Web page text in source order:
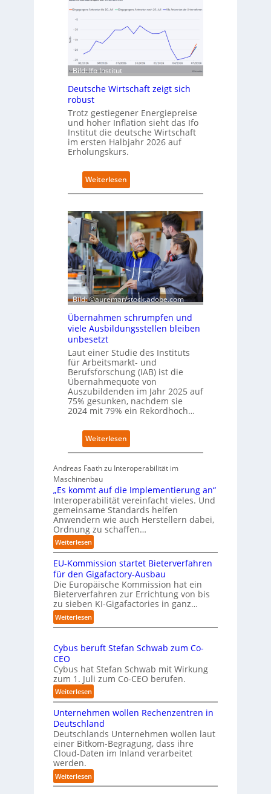
C
a
m
s
t
c
a
i
B
i
t
k
m
-
D
S
I
-
I
n
d
e
x
a
f
P
a
t
z
1
Bild: Ifo Institut
Deutsche Wirtschaft zeigt sich
robust
Trotz gestiegener Energiepreise
und hoher Inflation sieht das Ifo
Institut die deutsche Wirtschaft
im ersten Halbjahr 2026 auf
Erholungskurs.
Weiterlesen:
D
u
t
s
c
h
e
W
i
r
s
c
a
f
t
z
e
i
t
s
i
h
o
b
u
s
Bild: ©auremar/stock.adobe.com
Übernahmen schrumpfen und
viele Ausbildungsstellen bleiben
unbesetzt
Laut einer Studie des Instituts
für Arbeitsmarkt- und
Berufsforschung (IAB) ist die
Übernahmequote von
Auszubildenden im Jahr 2025 auf
75% gesunken, nachdem sie
2024 mit 79% ein Rekordhoch…
Weiterlesen:
Ü
e
n
a
h
m
e
c
h
r
u
e
u
n
v
i
l
e
A
b
Andreas Faath zu Interoperabilität im
Maschinenbau
„Es kommt auf die Implementierung an“
Interoperabilität vereinfacht vieles. Und
gemeinsame Standards helfen
Anwendern wie auch Herstellern dabei,
Ordnung zu schaffen…
Weiterlesen:
„
E
s
k
o
m
m
t
u
d
i
e
I
p
l
e
m
e
n
t
i
EU-Kommission startet Bieterverfahren
für den Gigafactory-Ausbau
Die Europäische Kommission hat ein
Bieterverfahren zur Errichtung von bis
zu sieben KI-Gigafactories in ganz…
Weiterlesen:
E
-
o
m
m
i
i
o
n
t
a
Cybus beruft Stefan Schwab zum Co-
CEO
Cybus hat Stefan Schwab mit Wirkung
zum 1. Juli zum Co-CEO berufen.
Weiterlesen:
C
y
b
u
s
b
r
u
Unternehmen wollen Rechenzentren in
Deutschland
Deutschlands Unternehmen wollen laut
einer Bitkom-Begragung, dass ihre
Cloud-Daten im Inland verarbeitet
werden.
Weiterlesen:
U